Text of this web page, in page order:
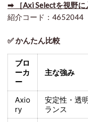
➡ ［Axi Selectを視野に
紹介コード：4652044
✅ かんたん比較
ブロ
ーカ
ー
主な強み
Axio
ry
安定性・透
ランス